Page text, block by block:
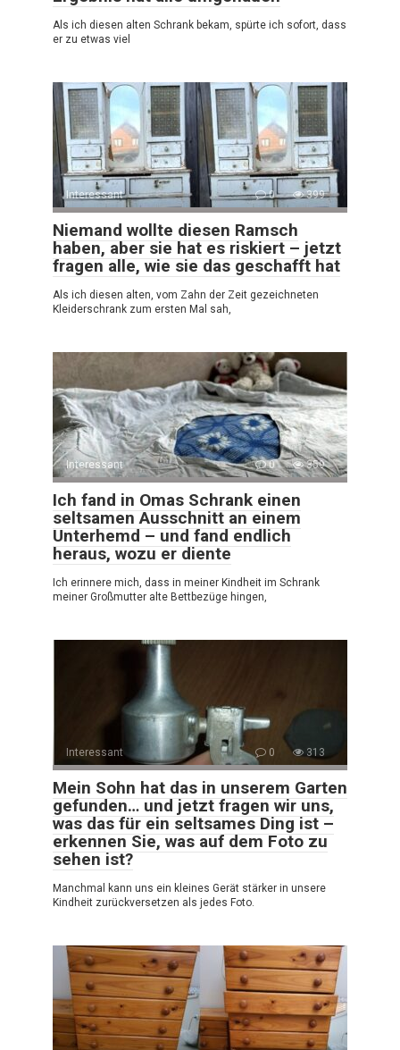
Als ich diesen alten Schrank bekam, spürte ich sofort, dass
er zu etwas viel
Interessant 0 399
Niemand wollte diesen Ramsch
haben, aber sie hat es riskiert – jetzt
fragen alle, wie sie das geschafft hat
Als ich diesen alten, vom Zahn der Zeit gezeichneten
Kleiderschrank zum ersten Mal sah,
Interessant 0 359
Ich fand in Omas Schrank einen
seltsamen Ausschnitt an einem
Unterhemd – und fand endlich
heraus, wozu er diente
Ich erinnere mich, dass in meiner Kindheit im Schrank
meiner Großmutter alte Bettbezüge hingen,
Interessant 0 313
Mein Sohn hat das in unserem Garten
gefunden… und jetzt fragen wir uns,
was das für ein seltsames Ding ist –
erkennen Sie, was auf dem Foto zu
sehen ist?
Manchmal kann uns ein kleines Gerät stärker in unsere
Kindheit zurückversetzen als jedes Foto.